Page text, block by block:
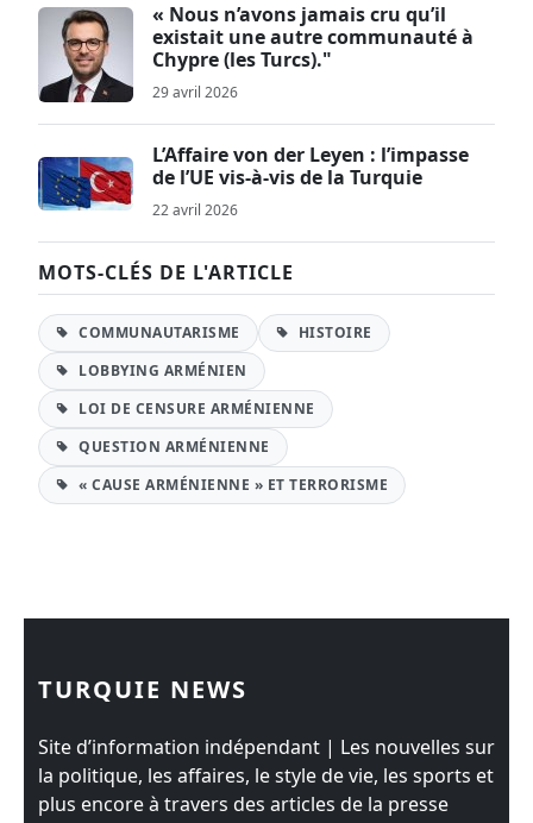
« Nous n’avons jamais cru qu’il
existait une autre communauté à
Chypre (les Turcs)."
29 avril 2026
L’Affaire von der Leyen : l’impasse
de l’UE vis-à-vis de la Turquie
22 avril 2026
MOTS-CLÉS DE L'ARTICLE
COMMUNAUTARISME
HISTOIRE
LOBBYING ARMÉNIEN
LOI DE CENSURE ARMÉNIENNE
QUESTION ARMÉNIENNE
« CAUSE ARMÉNIENNE » ET TERRORISME
TURQUIE NEWS
Site d’information indépendant | Les nouvelles sur
la politique, les affaires, le style de vie, les sports et
plus encore à travers des articles de la presse